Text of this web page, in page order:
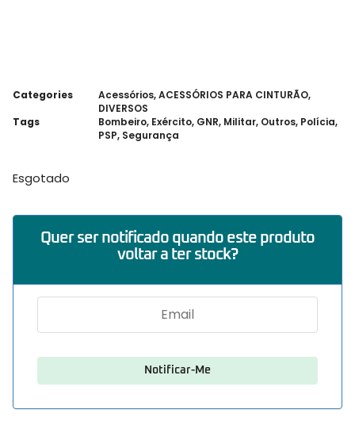
Categories Acessórios,ACESSÓRIOS PARA CINTURÃO,
DIVERSOS
Tags
Bombeiro, Exército, GNR, Militar, Outros, Polícia,
PSP, Segurança
Esgotado
Quer ser notificado quando este produto
voltar a ter stock?